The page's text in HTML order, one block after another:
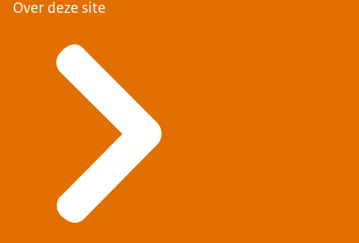
Over deze site